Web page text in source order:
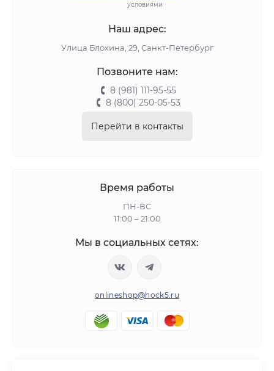
условиями
Наш адрес:
Улица Блохина, 29, Санкт-Петербург
Позвоните нам:
8 (981) 111-95-55
8 (800) 250-05-53
Перейти в контакты
Время работы
ПН-ВС
11:00 – 21:00
Мы в социальных сетях:
onlineshop@hock5.ru